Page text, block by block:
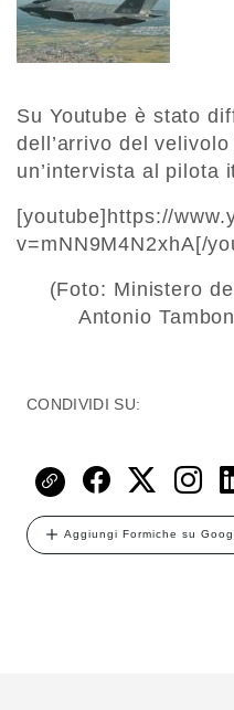
Su Youtube è stato
dell’arrivo del
un’intervista al pilota
[youtube]https://
v=mNN9M4N2xhA[/
(Foto: Ministero
Antonio
CONDIVIDI SU:
Aggiungi Formiche su